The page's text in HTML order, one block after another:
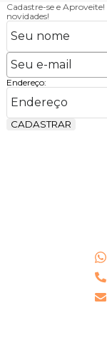
Cadastre-se e Aproveite!
novidades!
Endereço:
CADASTRAR